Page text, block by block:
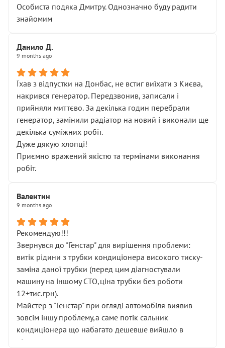
Особиста подяка Дмитру. Однозначно буду радити
знайомим
Данило Д.
9 months ago
Їхав з відпустки на Донбас, не встиг виїхати з Києва,
накрився генератор. Передзвонив, записали і
прийняли миттєво. За декілька годин перебрали
генератор, замінили радіатор на новий і виконали ще
декілька суміжних робіт.
Дуже дякую хлопці!
Приємно вражений якістю та термінами виконання
робіт.
Валентин
9 months ago
Рекомендую!!!
Звернувся до "Генстар" для вирішення проблеми:
витік рідини з трубки кондиціонера високого тиску-
заміна даної трубки (перед цим діагностували
машину на іншому СТО,ціна трубки без роботи
12+тис.грн).
Майстер з "Генстар" при огляді автомобіля виявив
зовсім іншу проблему,а саме потік сальник
кондиціонера що набагато дешевше вийшло в
підсумку.